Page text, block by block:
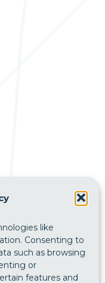
like
Consenting to
such as browsing
or
features and